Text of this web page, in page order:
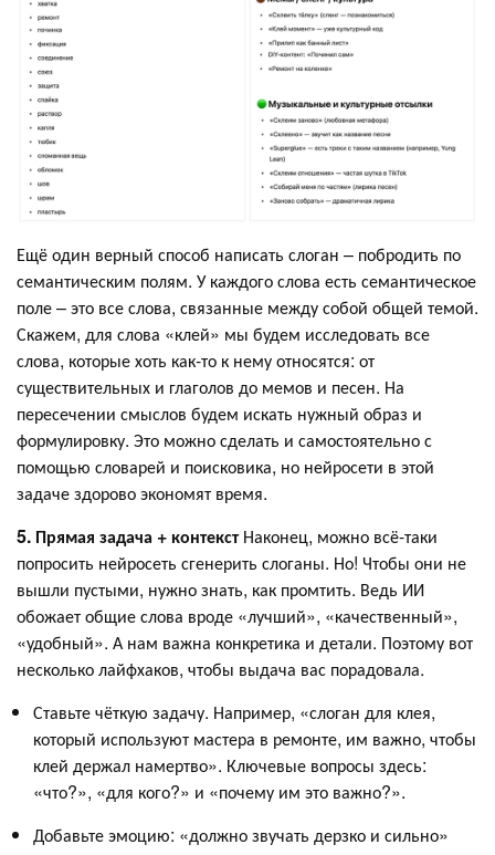
Ещё один верный способ написать слоган – побродить по
семантическим полям. У каждого слова есть семантическое
поле – это все слова, связанные между собой общей темой.
Скажем, для слова «клей» мы будем исследовать все
слова, которые хоть как-то к нему относятся: от
существительных и глаголов до мемов и песен. На
пересечении смыслов будем искать нужный образ и
формулировку. Это можно сделать и самостоятельно с
помощью словарей и поисковика, но нейросети в этой
задаче здорово экономят время.
5. Прямая задача + контекстНаконец, можно всё-таки
попросить нейросеть сгенерить слоганы. Но! Чтобы они не
вышли пустыми, нужно знать, как промтить. Ведь ИИ
обожает общие слова вроде «лучший», «качественный»,
«удобный». А нам важна конкретика и детали. Поэтому вот
несколько лайфхаков, чтобы выдача вас порадовала.
Ставьте чёткую задачу. Например, «слоган для клея,
который используют мастера в ремонте, им важно, чтобы
клей держал намертво». Ключевые вопросы здесь:
«что?», «для кого?» и «почему им это важно?».
Добавьте эмоцию: «должно звучать дерзко и сильно»